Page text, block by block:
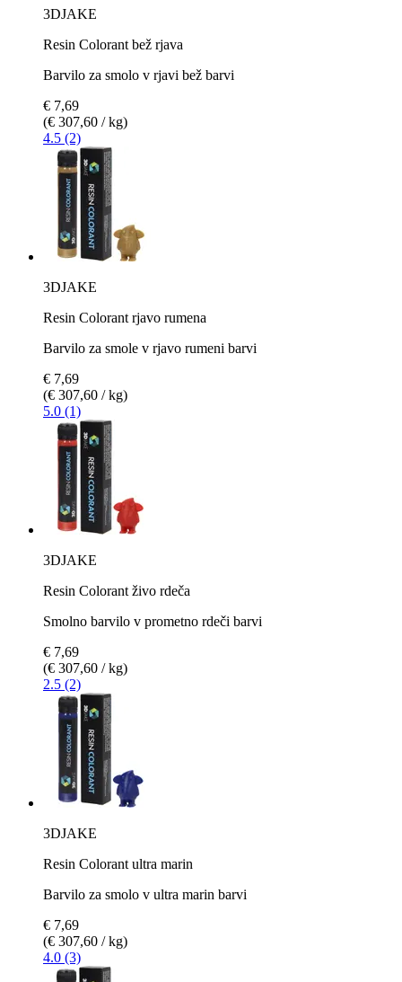
3DJAKE
Resin Colorant bež rjava
Barvilo za smolo v rjavi bež barvi
€ 7,69
(€ 307,60 / kg)
4.5 (2)
3DJAKE
Resin Colorant rjavo rumena
Barvilo za smole v rjavo rumeni barvi
€ 7,69
(€ 307,60 / kg)
5.0 (1)
3DJAKE
Resin Colorant živo rdeča
Smolno barvilo v prometno rdeči barvi
€ 7,69
(€ 307,60 / kg)
2.5 (2)
3DJAKE
Resin Colorant ultra marin
Barvilo za smolo v ultra marin barvi
€ 7,69
(€ 307,60 / kg)
4.0 (3)